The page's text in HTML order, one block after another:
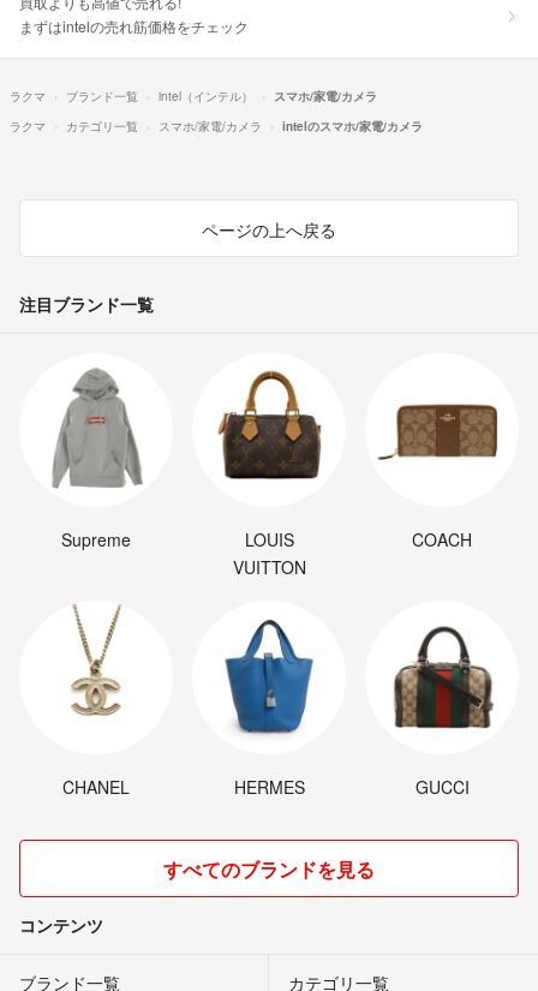
まずはintelの売れ筋価格をチェック
ラクマ ブランド一覧 intel（インテル）
スマホ/家電/カメラ
ラクマ
カテゴリ一覧 スマホ/家電/カメラ intelのスマホ/家電/カメラ
ページの上へ戻る
注目ブランド一覧
Supreme
LOUIS
VUITTON
COACH
CHANEL HERMES GUCCI
すべてのブランドを見る
コンテンツ
ブランド一覧 カテゴリ一覧